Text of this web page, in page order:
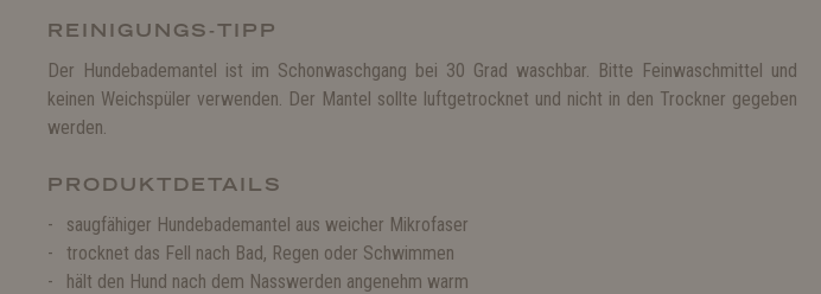
REINIGUNGS-TIPP
Der Hundebademantel ist im Schonwaschgang bei 30 Grad waschbar. Bitte Feinwaschmittel und
keinen Weichspüler verwenden. Der Mantel sollte luftgetrocknet und nicht in den Trockner gegeben
werden.
PRODUKTDETAILS
saugfähiger Hundebademantel aus weicher Mikrofaser
trocknet das Fell nach Bad, Regen oder Schwimmen
hält den Hund nach dem Nasswerden angenehm warm